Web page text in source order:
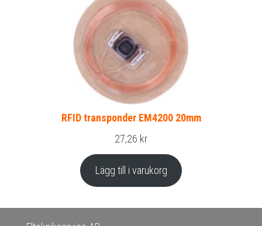
RFID transponder EM4200 20mm
27,26 kr
Lägg till i varukorg